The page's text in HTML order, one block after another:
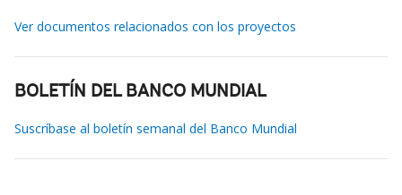
Ver documentos relacionados con los proyectos
BOLETÍN DEL BANCO MUNDIAL
Suscríbase al boletín semanal del Banco Mundial